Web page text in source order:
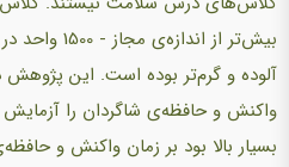
بیش‌تر از
واكنش و حافظه‌ی شاگردان را آزمایش
بسیار بالا بود بر زمان واكنش و